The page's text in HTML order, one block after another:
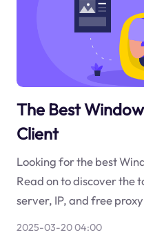
The Best
Client
Looking for the best
Read on to discover the
server, IP, and free
2025-03-20 04:00